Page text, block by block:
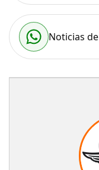
Noticias de